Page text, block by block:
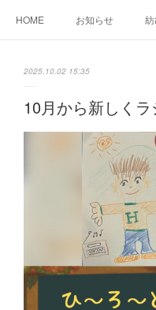
HOME お知らせ 紡
2025.10.02 15:35
10月から新しく